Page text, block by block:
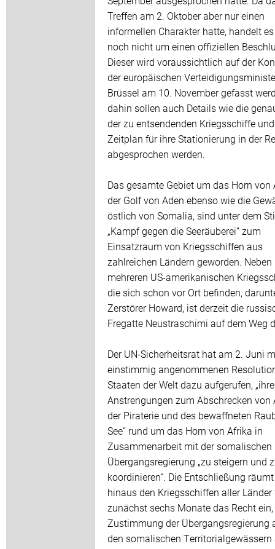
Treffen am 2. Oktober aber nur einen
informellen Charakter hatte, handelt
noch nicht um einen offiziellen
Dieser wird voraussichtlich auf der
der europäischen
Brüssel am 10. November gefasst
dahin sollen auch Details wie die
der zu entsendenden Kriegsschiffe
Zeitplan für ihre Stationierung in der
abgesprochen werden.
Das gesamte Gebiet um das Horn von
der Golf von Aden ebenso wie die
östlich von Somalia, sind unter dem
„Kampf gegen die Seeräuberei” zum
Einsatzraum von Kriegsschiffen aus
zahlreichen Ländern geworden. Neben
mehreren US-amerikanischen
die sich schon vor Ort befinden,
Zerstörer Howard, ist derzeit die
Fregatte Neustraschimi auf dem Weg
Der UN-Sicherheitsrat hat am 2. Juni
einstimmig angenommenen
Staaten der Welt dazu aufgerufen, „ihre
Anstrengungen zum Abschrecken von
der Piraterie und des bewaffneten
See“ rund um das Horn von Afrika in
Zusammenarbeit mit der somalischen
Übergangsregierung „zu steigern und
koordinieren“. Die Entschließung
hinaus den Kriegsschiffen aller Länder
zunächst sechs Monate das Recht
Zustimmung der Übergangsregierung
den somalischen